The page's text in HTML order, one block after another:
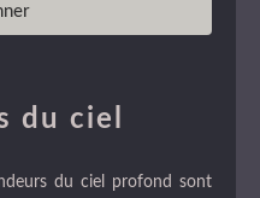
du ciel
du ciel profond sont